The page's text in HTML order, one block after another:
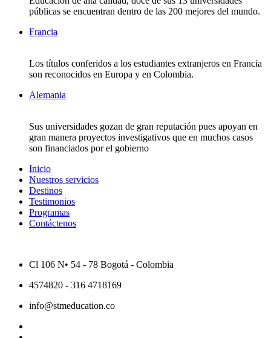
públicas se encuentran dentro de las 200 mejores del mundo.
Francia
Los títulos conferidos a los estudiantes extranjeros en Francia
son reconocidos en Europa y en Colombia.
Alemania
Sus universidades gozan de gran reputación pues apoyan en
gran manera proyectos investigativos que en muchos casos
son financiados por el gobierno
Inicio
Nuestros servicios
Destinos
Testimonios
Programas
Contáctenos
Cl 106 N• 54 - 78 Bogotá - Colombia
4574820 - 316 4718169
info@stmeducation.co